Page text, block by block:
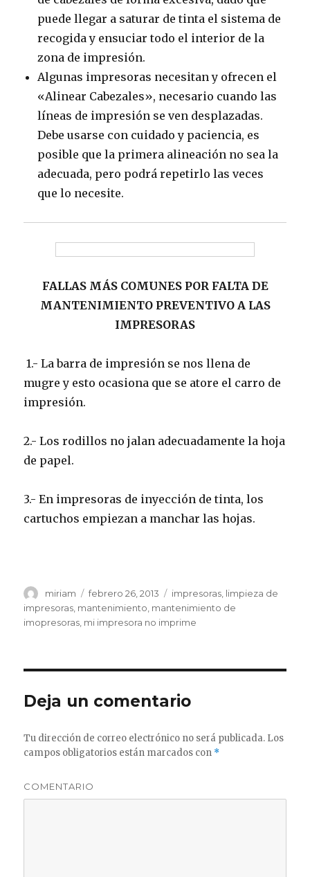
puede llegar a saturar de tinta el sistema de
recogida y ensuciar todo el interior de la
zona de impresión.
Algunas impresoras necesitan y ofrecen el
«Alinear Cabezales», necesario cuando las
líneas de impresión se ven desplazadas.
Debe usarse con cuidado y paciencia, es
posible que la primera alineación no sea la
adecuada, pero podrá repetirlo las veces
que lo necesite.
FALLAS MÁS COMUNES POR FALTA DE
MANTENIMIENTO PREVENTIVO A LAS
IMPRESORAS
1.- La barra de impresión se nos llena de
mugre y esto ocasiona que se atore el carro de
impresión.
2.- Los rodillos no jalan adecuadamente la hoja
de papel.
3.- En impresoras de inyección de tinta, los
cartuchos empiezan a manchar las hojas.
Autor
miriam
Publicado
el
febrero 26, 2013 Etiquetas
impresoras limpieza de
impresoras mantenimiento mantenimiento de
imopresoras mi impresora no imprime
Deja un comentario
Tu dirección de correo electrónico no será publicada. Los
campos obligatorios están marcados con *
COMENTARIO